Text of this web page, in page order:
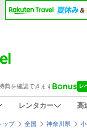
レンタカー 高
ップ 全国 神奈川県